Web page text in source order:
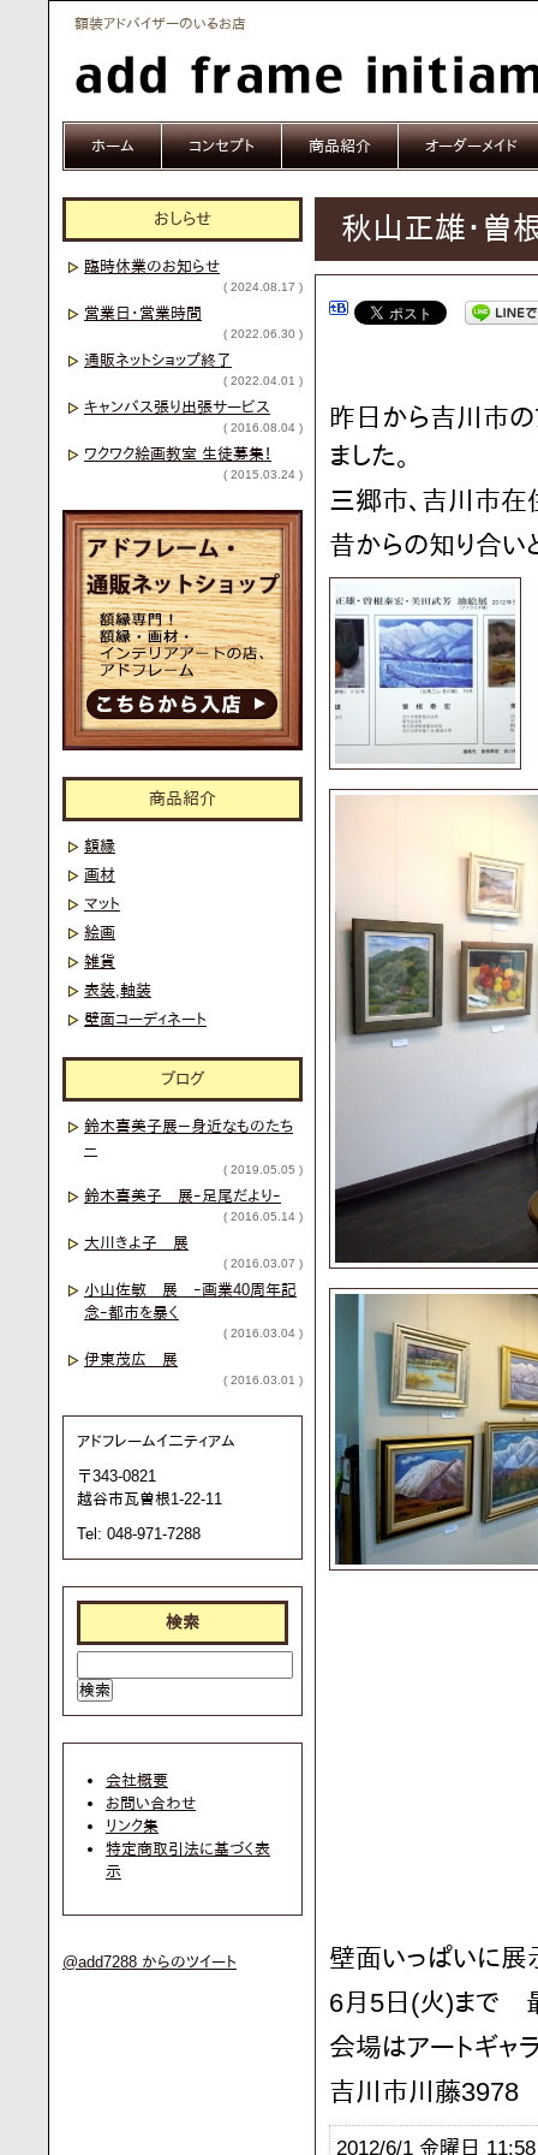
額装アドバイザーのいるお店
ホーム コンセプト 商品紹介 オーダーメイド
秋山正雄・曽
昨日から吉川市の
ました。
三郷市、吉川市在
昔からの知り合い
壁面いっぱいに展
6月5日(火)まで
会場はアートギャ
吉川市川藤3978
2012/6/1 金曜日
おしらせ
臨時休業のお知らせ
( 2024.08.17 )
営業日・営業時間
( 2022.06.30 )
通販ネットショップ終了
( 2022.04.01 )
キャンバス張り出張サービス
( 2016.08.04 )
ワクワク絵画教室 生徒募集！
( 2015.03.24 )
商品紹介
額縁
画材
マット
絵画
雑貨
表装,軸装
壁面コーディネート
ブログ
鈴木喜美子展－身近なものたち
－
( 2019.05.05 )
鈴木喜美子 展ｰ足尾だよりｰ
( 2016.05.14 )
大川きよ子 展
( 2016.03.07 )
小山佐敏 展 ｰ画業40周年記
念ｰ都市を暴く
( 2016.03.04 )
伊東茂広 展
( 2016.03.01 )
アドフレームイ二ティアム
〒343-0821
越谷市瓦曽根1-22-11
Tel: 048-971-7288
検索
会社概要
お問い合わせ
リンク集
特定商取引法に基づく表
示
@add7288 からのツイート